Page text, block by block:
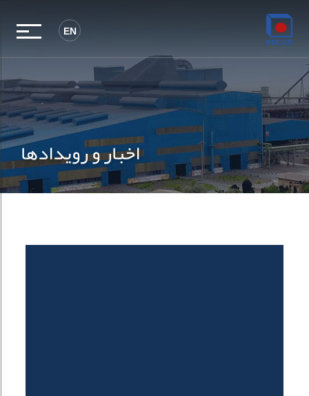
EN
اخبار و رویدادها